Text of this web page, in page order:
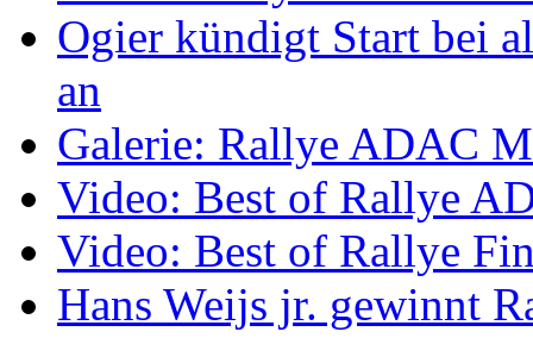
Ogier kündigt Start bei
an
Galerie: Rallye ADAC
Video: Best of Rallye
Video: Best of Rallye
Hans Weijs jr. gewinnt